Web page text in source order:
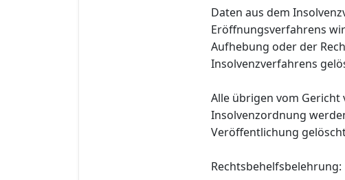
Daten aus dem
Eröffnungsverfahrens
Aufhebung oder der
Insolvenzverfahrens
Alle übrigen vom
Insolvenzordnung
Veröffentlichung
Rechtsbehelfsbelehrung: